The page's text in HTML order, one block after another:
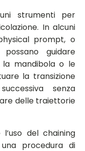
strumenti per
In alcuni
prompt, o
guidare
la mandibola o le
la transizione
senza
delle traiettorie
del chaining
procedura di